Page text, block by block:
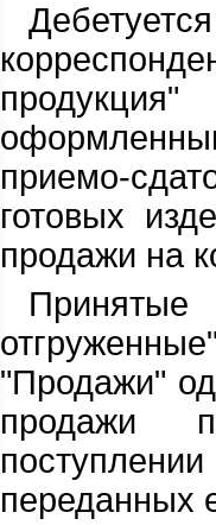
приемо-
готовых
продажи на
"Продажи"
продажи
переданных